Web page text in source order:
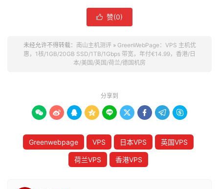
 赞(0)
未经允许不得转载： 南山主机测评» GreenWebPage：VPS 主机优
惠，1核/1GB/20GB SSD/1TB/1Gbps 带宽，年付€14.99，香港/日
本/美国/英国/荷兰/德国机房
分享到
        
Greenwebpage VPS 日本VPS 英国VPS
荷兰VPS 香港VPS